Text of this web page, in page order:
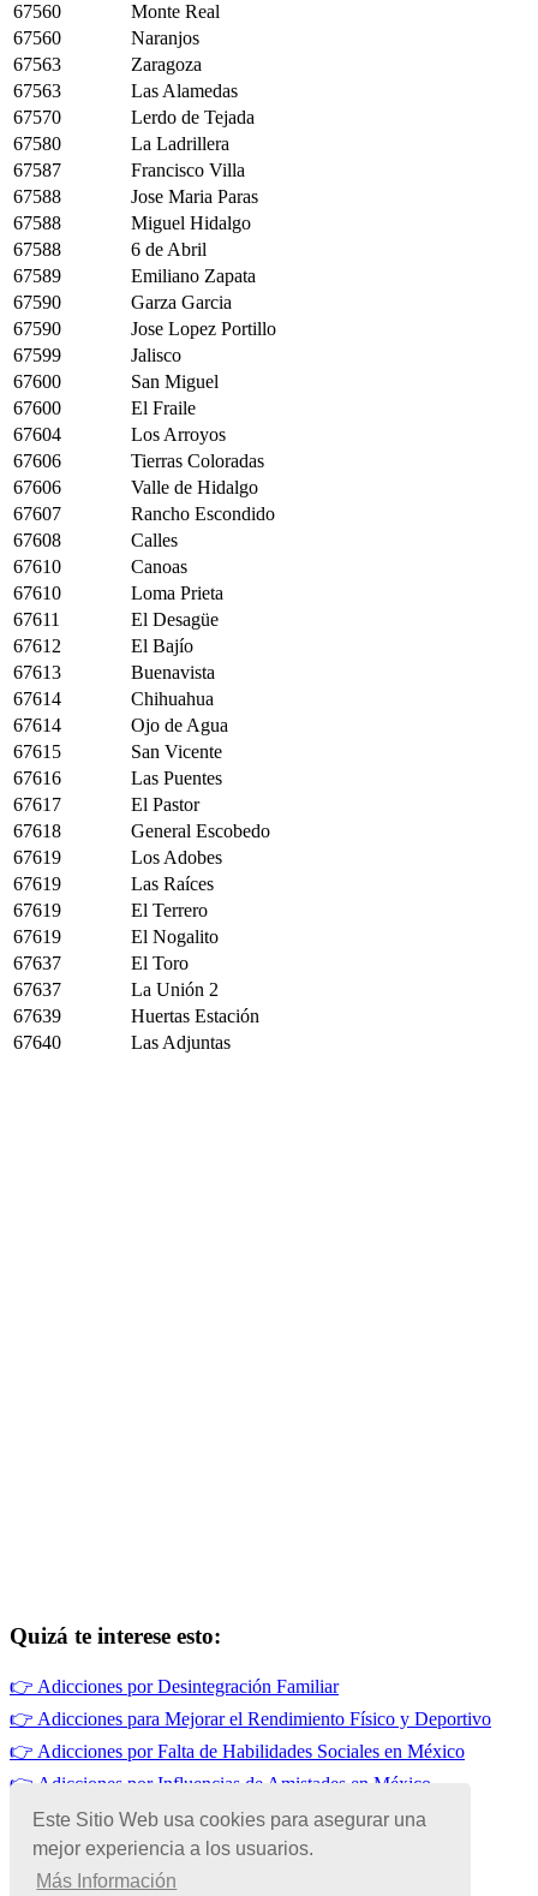
Este Sitio Web usa cookies para asegurar una
mejor experiencia a los usuarios.
Más Información
67560
Monte Real
67560
Naranjos
67563
Zaragoza
67563
Las Alamedas
67570
Lerdo de Tejada
67580
La Ladrillera
67587
Francisco Villa
67588
Jose Maria Paras
67588
Miguel Hidalgo
67588
6 de Abril
67589
Emiliano Zapata
67590
Garza Garcia
67590
Jose Lopez Portillo
67599
Jalisco
67600
San Miguel
67600
El Fraile
67604
Los Arroyos
67606
Tierras Coloradas
67606
Valle de Hidalgo
67607
Rancho Escondido
67608
Calles
67610
Canoas
67610
Loma Prieta
67611
El Desagüe
67612
El Bajío
67613
Buenavista
67614
Chihuahua
67614
Ojo de Agua
67615
San Vicente
67616
Las Puentes
67617
El Pastor
67618
General Escobedo
67619
Los Adobes
67619
Las Raíces
67619
El Terrero
67619
El Nogalito
67637
El Toro
67637
La Unión 2
67639
Huertas Estación
67640
Las Adjuntas
Quizá te interese esto:
👉 Adicciones por Desintegración Familiar
👉 Adicciones para Mejorar el Rendimiento Físico y Deportivo
👉 Adicciones por Falta de Habilidades Sociales en México
👉 Adicciones por Influencias de Amistades en México
👉Drogadicción en México
👉Adicciones por Influencias Familiares en México